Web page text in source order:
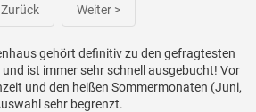
Zurück Weiter >
gehört definitiv zu den gefragtesten
ist immer sehr schnell ausgebucht! Vor
und den heißen Sommermonaten (Juni,
sehr begrenzt.